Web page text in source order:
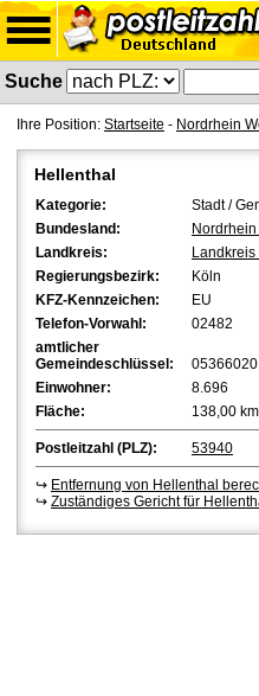
Suche
Ihre Position: Startseite - Nordrhein
Hellenthal
Kategorie:
Stadt /
Bundesland:
Landkreis:
Regierungsbezirk:
Köln
KFZ-Kennzeichen:
EU
Telefon-Vorwahl:
02482
amtlicher
Gemeindeschlüssel:
05366020
Einwohner:
8.696
Fläche:
138,00
Postleitzahl (PLZ): 53940
↪ Entfernung von Hellenthal
↪ Zuständiges Gericht für